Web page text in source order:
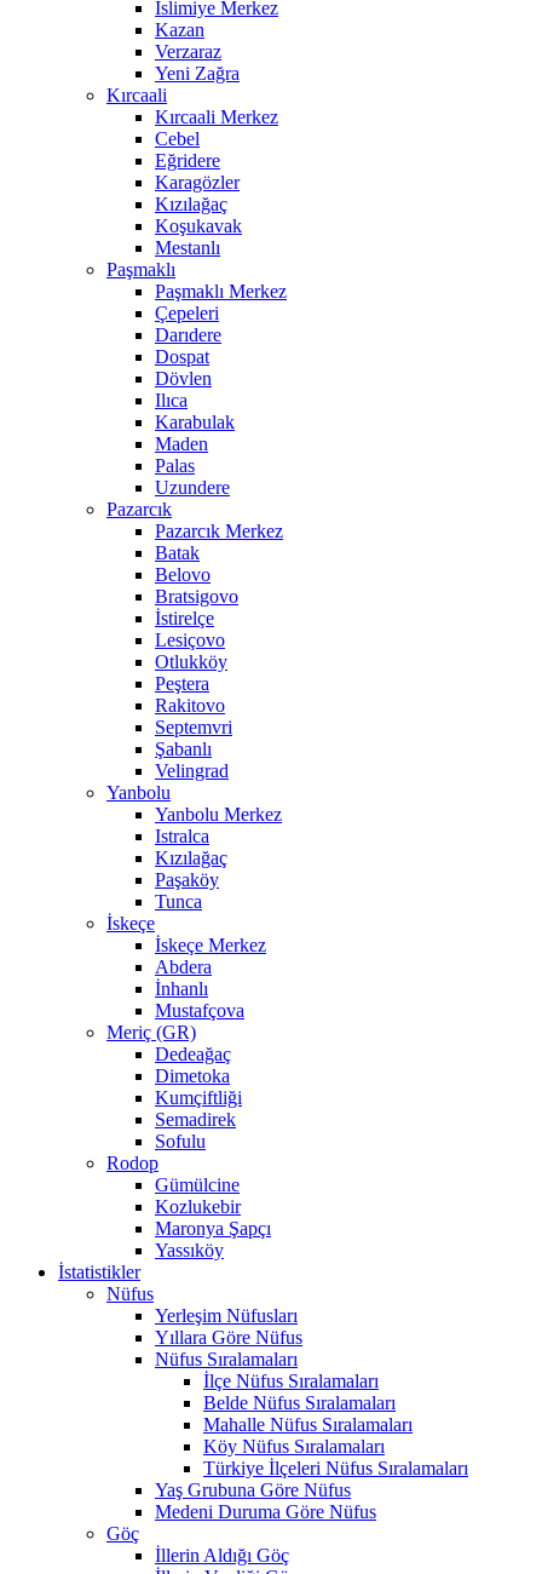
İslimiye Merkez
Kazan
Verzaraz
Yeni Zağra
Kırcaali
Kırcaali Merkez
Cebel
Eğridere
Karagözler
Kızılağaç
Koşukavak
Mestanlı
Paşmaklı
Paşmaklı Merkez
Çepeleri
Darıdere
Dospat
Dövlen
Ilıca
Karabulak
Maden
Palas
Uzundere
Pazarcık
Pazarcık Merkez
Batak
Belovo
Bratsigovo
İstirelçe
Lesiçovo
Otlukköy
Peştera
Rakitovo
Septemvri
Şabanlı
Velingrad
Yanbolu
Yanbolu Merkez
Istralca
Kızılağaç
Paşaköy
Tunca
İskeçe
İskeçe Merkez
Abdera
İnhanlı
Mustafçova
Meriç (GR)
Dedeağaç
Dimetoka
Kumçiftliği
Semadirek
Sofulu
Rodop
Gümülcine
Kozlukebir
Maronya Şapçı
Yassıköy
İstatistikler
Nüfus
Yerleşim Nüfusları
Yıllara Göre Nüfus
Nüfus Sıralamaları
İlçe Nüfus Sıralamaları
Belde Nüfus Sıralamaları
Mahalle Nüfus Sıralamaları
Köy Nüfus Sıralamaları
Türkiye İlçeleri Nüfus Sıralamaları
Yaş Grubuna Göre Nüfus
Medeni Duruma Göre Nüfus
Göç
İllerin Aldığı Göç